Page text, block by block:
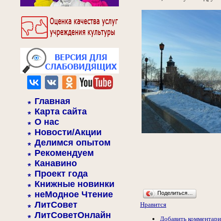
Главная
Карта сайта
О нас
Новости/Акции
Делимся опытом
Рекомендуем
Канавино
Проект года
Книжные новинки
неМодное Чтение
ЛитСовет
ЛитСоветОнлайн
Поделиться…
Нравится
Добавить